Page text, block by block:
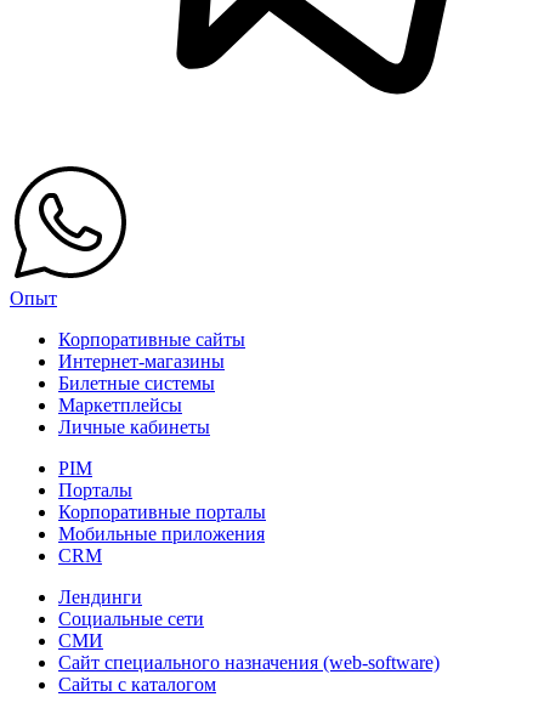
Опыт
Корпоративные сайты
Интернет-магазины
Билетные системы
Маркетплейсы
Личные кабинеты
PIM
Порталы
Корпоративные порталы
Мобильные приложения
CRM
Лендинги
Социальные сети
СМИ
Сайт специального назначения (web-software)
Сайты с каталогом